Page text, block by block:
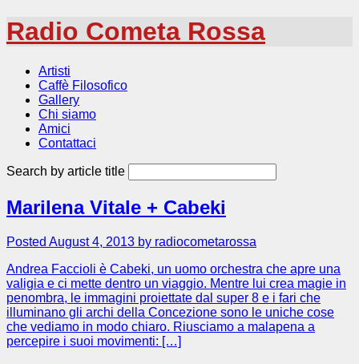
Radio Cometa Rossa
Artisti
Caffè Filosofico
Gallery
Chi siamo
Amici
Contattaci
Search by article title
Marilena Vitale + Cabeki
Posted August 4, 2013 by radiocometarossa
Andrea Faccioli è Cabeki, un uomo orchestra che apre una
valigia e ci mette dentro un viaggio. Mentre lui crea magie in
penombra, le immagini proiettate dal super 8 e i fari che
illuminano gli archi della Concezione sono le uniche cose
che vediamo in modo chiaro. Riusciamo a malapena a
percepire i suoi movimenti: […]